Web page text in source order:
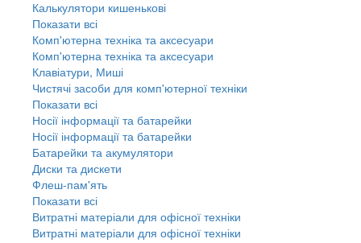
Калькулятори кишенькові
Показати всі
Комп'ютерна техніка та аксесуари
Комп'ютерна техніка та аксесуари
Клавіатури, Миші
Чистячі засоби для комп'ютерної техніки
Показати всі
Носії інформації та батарейки
Носії інформації та батарейки
Батарейки та акумулятори
Диски та дискети
Флеш-пам'ять
Показати всі
Витратні матеріали для офісної техніки
Витратні матеріали для офісної техніки